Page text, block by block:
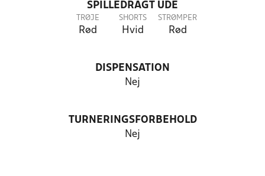
SPILLEDRAGT UDE
TRØJE
Rød
SHORTS
Hvid
STRØMPER
Rød
DISPENSATION
Nej
TURNERINGSFORBEHOLD
Nej